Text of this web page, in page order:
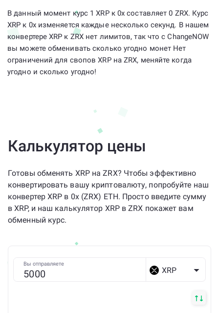
В данный момент курс 1 XRP к 0x составляет 0 ZRX. Курс
XRP к 0x изменяется каждые несколько секунд. В нашем
конвертере XRP к ZRX нет лимитов, так что с ChangeNOW
вы можете обменивать сколько угодно монет Нет
ограничений для свопов XRP на ZRX, меняйте когда
угодно и сколько угодно!
Калькулятор цены
Готовы обменять XRP на ZRX? Чтобы эффективно
конвертировать вашу криптовалюту, попробуйте наш
конвертер XRP в 0x (ZRX) ETH. Просто введите сумму
в XRP, и наш калькулятор XRP в ZRX покажет вам
обменный курс.
Вы отправляете
XRP